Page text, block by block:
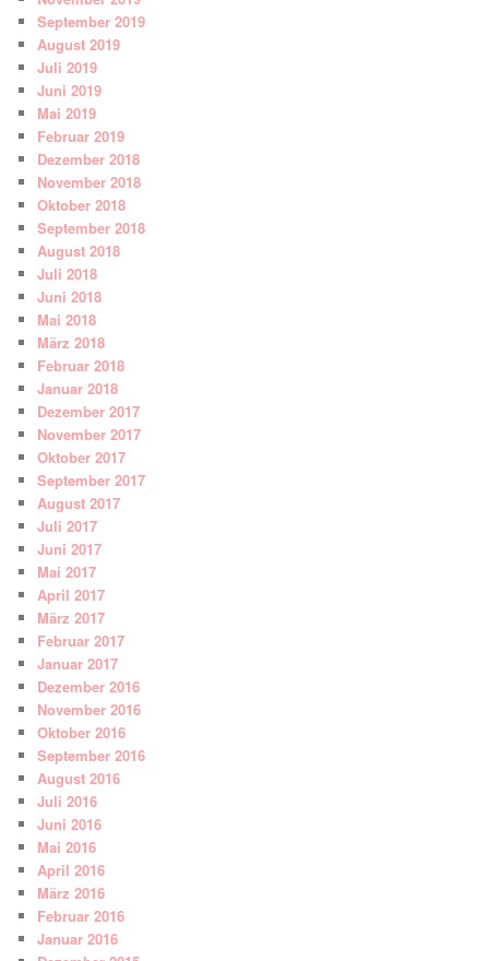
September 2019
August 2019
Juli 2019
Juni 2019
Mai 2019
Februar 2019
Dezember 2018
November 2018
Oktober 2018
September 2018
August 2018
Juli 2018
Juni 2018
Mai 2018
März 2018
Februar 2018
Januar 2018
Dezember 2017
November 2017
Oktober 2017
September 2017
August 2017
Juli 2017
Juni 2017
Mai 2017
April 2017
März 2017
Februar 2017
Januar 2017
Dezember 2016
November 2016
Oktober 2016
September 2016
August 2016
Juli 2016
Juni 2016
Mai 2016
April 2016
März 2016
Februar 2016
Januar 2016